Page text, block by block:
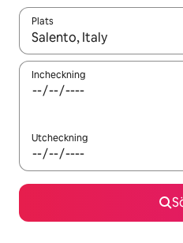
Plats
När resultaten är tillgängliga
Incheckning
Utcheckning